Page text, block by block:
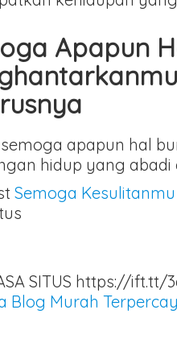
Apapun
apapun hal
hidup yang
Semoga
SITUS https://ift.tt/
Blog Murah